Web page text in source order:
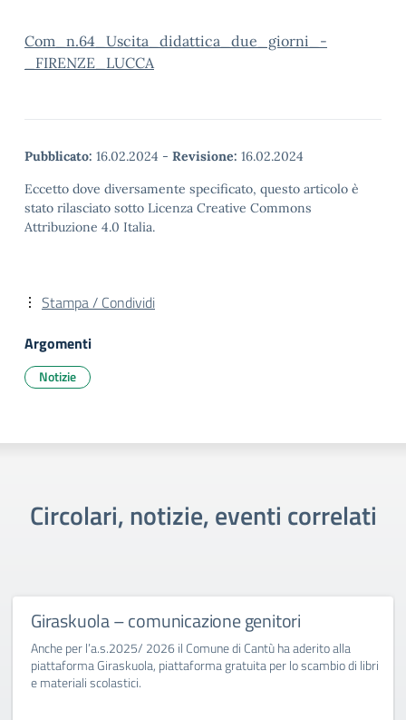
Com_n.64_Uscita_didattica_due_giorni_-
_FIRENZE_LUCCA
Pubblicato: 16.02.2024 - Revisione: 16.02.2024
Eccetto dove diversamente specificato, questo articolo è
stato rilasciato sotto Licenza Creative Commons
Attribuzione 4.0 Italia.
Stampa / Condividi
Argomenti
Notizie
Circolari, notizie, eventi correlati
Giraskuola – comunicazione genitori
Anche per l’a.s.2025/ 2026 il Comune di Cantù ha aderito alla
piattaforma Giraskuola, piattaforma gratuita per lo scambio di libri
e materiali scolastici.